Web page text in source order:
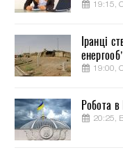
19:15,
Іранці
19:00,
Робота
20:25,